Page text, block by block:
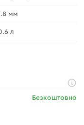
мм
л
Безкоштовно